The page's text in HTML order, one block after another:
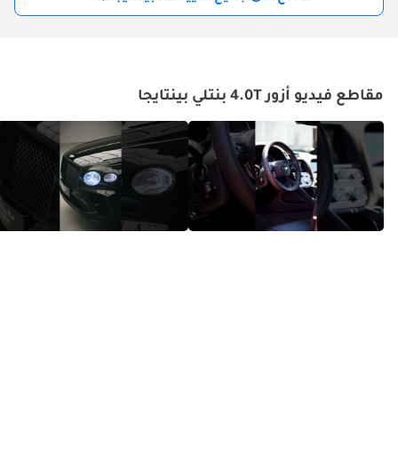
مقاطع فيديو أزور 4.0T بنتلي بينتايجا